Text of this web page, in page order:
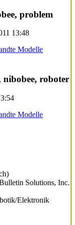
13:48
Modelle
Modelle
Solutions, Inc.
Elektronik